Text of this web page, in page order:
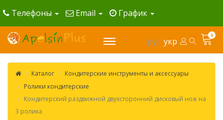
Телефоны Email График
рус укр
0
Каталог
Кондитерские инструменты и аксессуары
Ролики кондитерские
Кондитерский раздвижной двухсторонний дисковый нож на
3 ролика